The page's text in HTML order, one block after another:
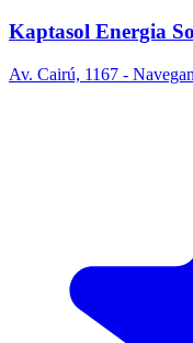
Kaptasol Energia
Av. Cairú, 1167 -